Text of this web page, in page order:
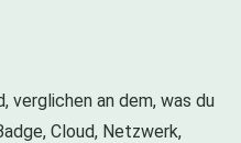
verglichen an dem, was du
Cloud, Netzwerk,